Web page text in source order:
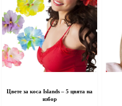
Цвете за коса Islands – 5 цвята на
избор